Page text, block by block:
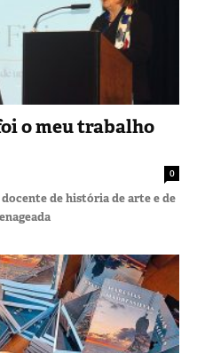
o meu trabalho
0
de história de arte e de